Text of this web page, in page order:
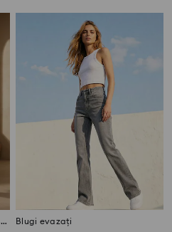
Rochie mini din bumbac cu fronseuri Blugi evazați